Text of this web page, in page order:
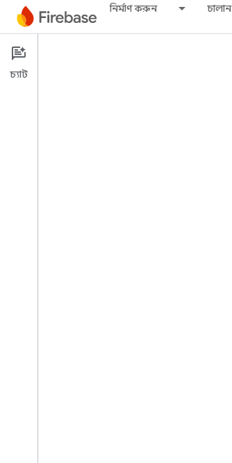
নির্মাণ করুন চালান
Documentation
ওভারভিউ
চ্যাট